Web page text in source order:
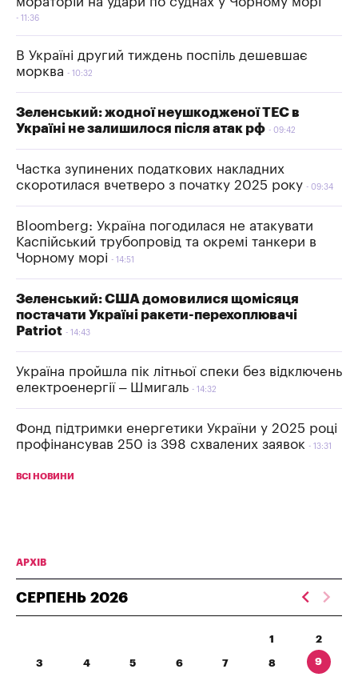
11:36
В Україні другий тиждень поспіль дешевшає
морква
10:32
Зеленський: жодної неушкодженої ТЕС в
Україні не залишилося після атак рф
09:42
Частка зупинених податкових накладних
скоротилася вчетверо з початку 2025 року
09:34
Bloomberg: Україна погодилася не атакувати
Каспійський трубопровід та окремі танкери в
Чорному морі
14:51
Зеленський: США домовилися щомісяця
постачати Україні ракети-перехоплювачі
Patriot
14:43
Україна пройшла пік літньої спеки без відключень
електроенергії – Шмигаль
14:32
Фонд підтримки енергетики України у 2025 році
профінансував 250 із 398 схвалених заявок
13:31
ВСІ НОВИНИ
АРХІВ
СЕРПЕНЬ 2026
1 2
3 4 5 6 7 8 9